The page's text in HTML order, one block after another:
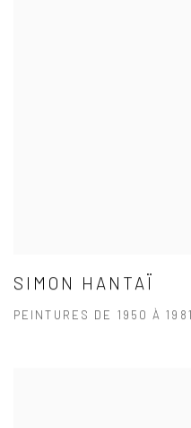
SIMON HANTAÏ
PEINTURES DE 1950 À 1981